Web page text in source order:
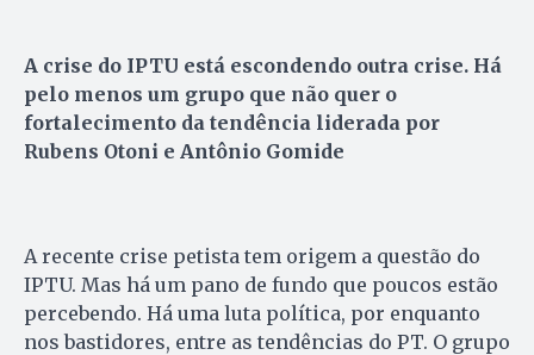
A crise do IPTU está escondendo outra crise. Há
pelo menos um grupo que não quer o
fortalecimento da tendência liderada por
Rubens Otoni e Antônio Gomide
A recente crise petista tem origem a questão do
IPTU. Mas há um pano de fundo que poucos estão
percebendo. Há uma luta política, por enquanto
nos bastidores, entre as tendências do PT. O grupo